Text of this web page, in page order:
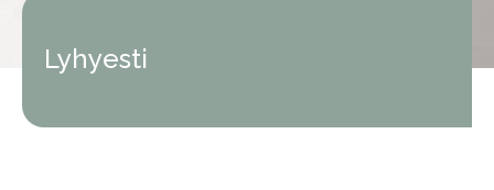
Lyhyesti